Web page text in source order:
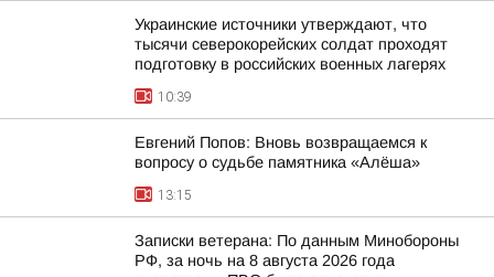
Украинские источники утверждают, что
тысячи северокорейских солдат проходят
подготовку в российских военных лагерях
10:39
Евгений Попов: Вновь возвращаемся к
вопросу о судьбе памятника «Алёша»
13:15
Записки ветерана: По данным Минобороны
РФ, за ночь на 8 августа 2026 года